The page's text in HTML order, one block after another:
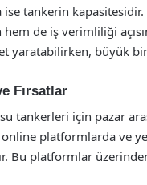
tankerin
hem de iş verimliliği
yaratabilirken, büyük
Fırsatlar
tankerleri için pazar
platformlarda ve
Bu platformlar